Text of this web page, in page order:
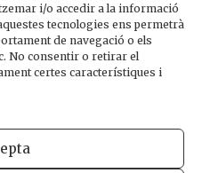
i/o accedir a la informació
tecnologies ens permetrà
de navegació o els
No consentir o retirar el
certes característiques i
de 1984
10, 2n-2a A
854 375